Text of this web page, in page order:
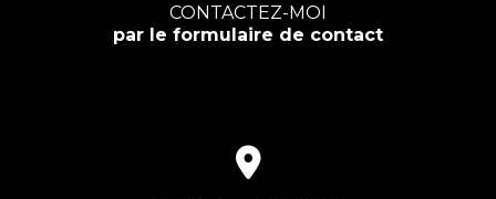
CONTACTEZ-MOI
par le formulaire de contact